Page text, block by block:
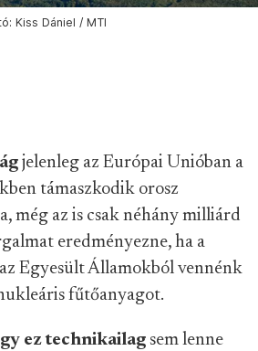
Kiss Dániel / MTI
jelenleg az Európai Unióban a
támaszkodik orosz
még az is csak néhány milliárd
eredményezne, ha a
Egyesült Államokból vennénk
fűtőanyagot.
ez technikailag sem lenne